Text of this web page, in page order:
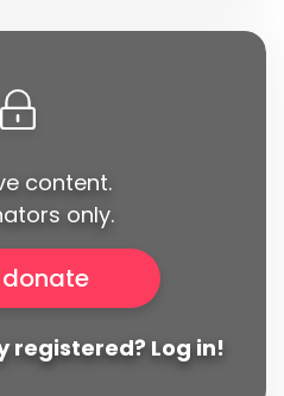
content.
only.
donate
registered? Log in!